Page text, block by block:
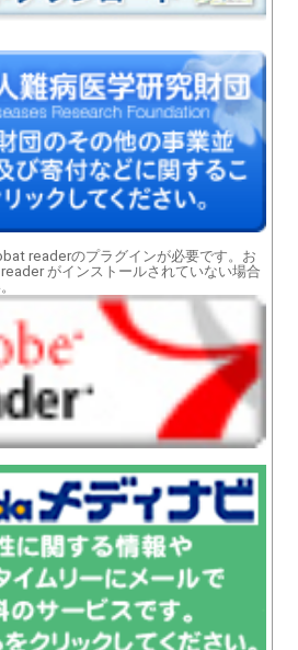
readerのプラグインが必要です。お
がインストールされていない場合